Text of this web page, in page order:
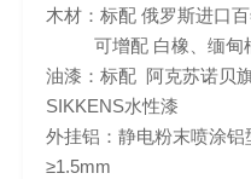
木材：标配 俄罗斯进口
可增配 白橡、缅甸
油漆：标配 阿克苏诺贝
SIKKENS水性漆
外挂铝：静电粉末喷涂
≥1.5mm